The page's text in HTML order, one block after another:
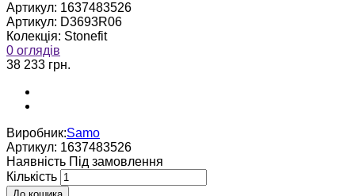
Артикул: 1637483526
Артикул: D3693R06
Колекція: Stonefit
0 оглядів
38 233 грн.
Виробник:Samo
Артикул: 1637483526
Наявнiсть Пiд замовлення
Кількість